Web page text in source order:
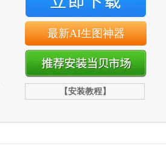
最新AI生图神器
【安装教程】